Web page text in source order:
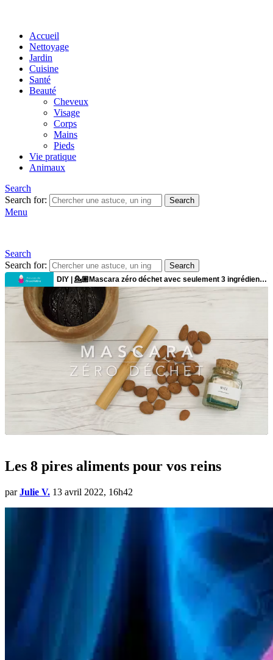
Accueil
Nettoyage
Jardin
Cuisine
Santé
Beauté
Cheveux
Visage
Corps
Mains
Pieds
Vie pratique
Animaux
Search
Search for:
Search
Menu
Search
Search for:
Search
Les 8 pires aliments pour vos reins
par Julie V. 13 avril 2022, 16h42